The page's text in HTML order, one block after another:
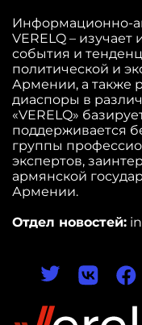
Информационно-
VERELQ –
события и
политической и
Армении, а также
диаспоры в
«VERELQ»
поддерживается
группы
экспертов,
армянской
Армении.
Отдел новостей: